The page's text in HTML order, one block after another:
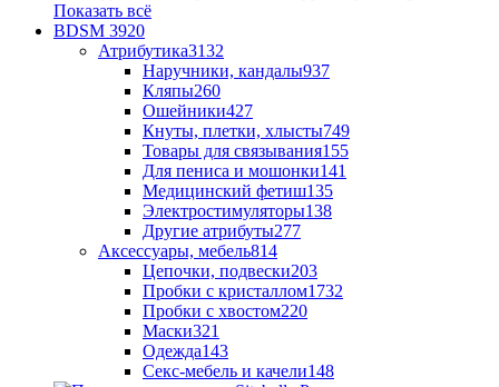
Показать всё
BDSM 3920
Атрибутика3132
Наручники, кандалы937
Кляпы260
Ошейники427
Кнуты, плетки, хлысты749
Товары для связывания155
Для пениса и мошонки141
Медицинский фетиш135
Электростимуляторы138
Другие атрибуты277
Аксессуары, мебель814
Цепочки, подвески203
Пробки с кристаллом1732
Пробки с хвостом220
Маски321
Одежда143
Секс-мебель и качели148